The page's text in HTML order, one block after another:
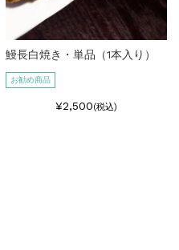
鰻長白焼き・単品（1本入り）
お勧め商品
¥2,500(税込)